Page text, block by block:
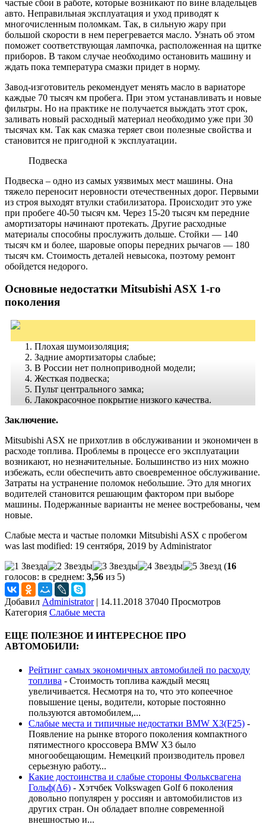
частые сбои в работе, которые возникают по вине владельцев
авто. Неправильная эксплуатация и уход приводят к
многочисленным поломкам. Так, в сильную жару при
большой скорости в нем перегревается масло. Узнать об этом
поможет соответствующая лампочка, расположенная на щитке
приборов. В таком случае необходимо остановить машину и
ждать пока температура смазки придет в норму.
Завод-изготовитель рекомендует менять масло в вариаторе
каждые 70 тысяч км пробега. При этом устанавливать и новые
фильтры. Но на практике не получается выждать этот срок,
заливать новый расходный материал необходимо уже при 30
тысячах км. Так как смазка теряет свои полезные свойства и
становится не пригодной к эксплуатации.
Подвеска
Подвеска – одно из самых уязвимых мест машины. Она
тяжело переносит неровности отечественных дорог. Первыми
из строя выходят втулки стабилизатора. Происходит это уже
при пробеге 40-50 тысяч км. Через 15-20 тысяч км передние
амортизаторы начинают протекать. Другие расходные
материалы способны прослужить дольше. Стойки — 140
тысяч км и более, шаровые опоры передних рычагов — 180
тысяч км. Стоимость деталей невысока, поэтому ремонт
обойдется недорого.
Основные недостатки Mitsubishi ASX 1-го
поколения
Плохая шумоизоляция;
Задние амортизаторы слабые;
В России нет полноприводной модели;
Жесткая подвеска;
Пульт центрального замка;
Лакокрасочное покрытие низкого качества.
Заключение.
Mitsubishi ASX не прихотлив в обслуживании и экономичен в
расходе топлива. Проблемы в процессе его эксплуатации
возникают, но незначительные. Большинство из них можно
избежать, если обеспечить авто своевременное обслуживание.
Затраты на устранение поломок небольшие. Это для многих
водителей становится решающим фактором при выборе
машины. Подержанные варианты не менее востребованы, чем
новые.
Слабые места и частые поломки Mitsubishi ASX с пробегом
was last modified: 19 сентября, 2019 by Administrator
(16
голосов: в среднем: 3,56 из 5)
Добавил Administrator | 14.11.2018 37040 Просмотров
Категория Слабые места
ЕЩЕ ПОЛЕЗНОЕ И ИНТЕРЕСНОЕ ПРО
АВТОМОБИЛИ:
Рейтинг самых экономичных автомобилей по расходу
топлива - Стоимость топлива каждый месяц
увеличивается. Несмотря на то, что это копеечное
повышение цены, водители, которые постоянно
пользуются автомобилем,...
Слабые места и типичные недостатки BMW X3(F25) -
Появление на рынке второго поколения компактного
пятиместного кроссовера BMW X3 было
многообещающим. Немецкий производитель провел
серьезную работу...
Какие достоинства и слабые стороны Фольксвагена
Гольф(А6) - Хэтчбек Volkswagen Golf 6 поколения
довольно популярен у россиян и автомобилистов из
других стран. Он обладает вполне современной
внешностью и...